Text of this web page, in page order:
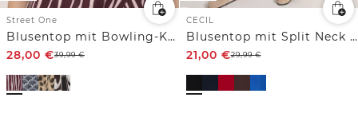
Street One
Blusentop mit Bowling-Kragen und Knoten
28,00 €39,99€
CECIL
Blusentop mit Split Neck und Bändern
21,00 €29,99€